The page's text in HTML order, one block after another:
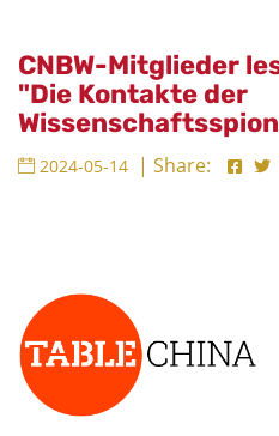
CNBW-Mitglieder
"Die Kontakte der
2024-05-14 | Share: